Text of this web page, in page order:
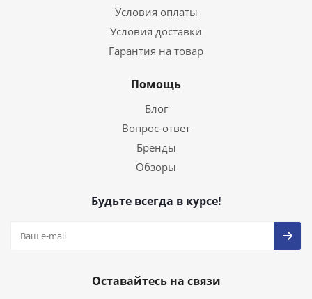
Условия оплаты
Условия доставки
Гарантия на товар
Помощь
Блог
Вопрос-ответ
Бренды
Обзоры
Будьте всегда в курсе!
Оставайтесь на связи